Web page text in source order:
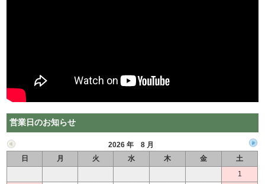
営業日のお知らせ
2026 年 8 月
日
月 火 水 木 金
土
1